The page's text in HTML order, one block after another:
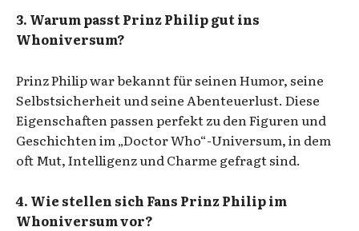
3. Warum passt Prinz Philip gut ins
Whoniversum?
Prinz Philip war bekannt für seinen Humor, seine
Selbstsicherheit und seine Abenteuerlust. Diese
Eigenschaften passen perfekt zu den Figuren und
Geschichten im „Doctor Who“-Universum, in dem
oft Mut, Intelligenz und Charme gefragt sind.
4. Wie stellen sich Fans Prinz Philip im
Whoniversum vor?